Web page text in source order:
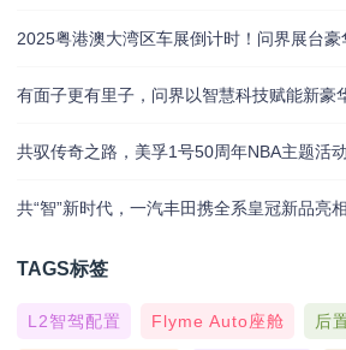
2025粤港澳大湾区车展倒计时！问界展台
有面子更有里子，问界以智慧科技赋能新豪
共驭传奇之路，美孚1号50周年NBA主题活
共“智”新时代，一汽丰田携全系皇冠新品亮
TAGS标签
L2智驾配置 Flyme Auto座舱 后